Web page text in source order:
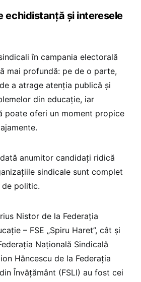
echidistanță și interesele
în campania electorală
mai profundă: pe de o parte,
a atrage atenția publică și
din educație, iar
poate oferi un moment propice
anumitor candidați ridică
sindicale sunt complet
de politic.
Nistor de la Federația
– FSE „Spiru Haret”, cât și
Națională Sindicală
Hăncescu de la Federația
Învățământ (FSLI) au fost cei